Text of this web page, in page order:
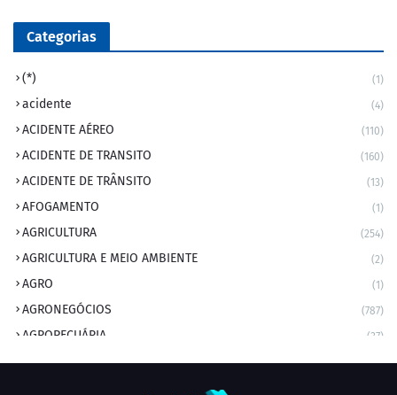
Categorias
(*) (1)
acidente (4)
ACIDENTE AÉREO (110)
ACIDENTE DE TRANSITO (160)
ACIDENTE DE TRÂNSITO (13)
AFOGAMENTO (1)
AGRICULTURA (254)
AGRICULTURA E MEIO AMBIENTE (2)
AGRO (1)
AGRONEGÓCIOS (787)
AGROPECUÁRIA (37)
AMBIENTE (9)